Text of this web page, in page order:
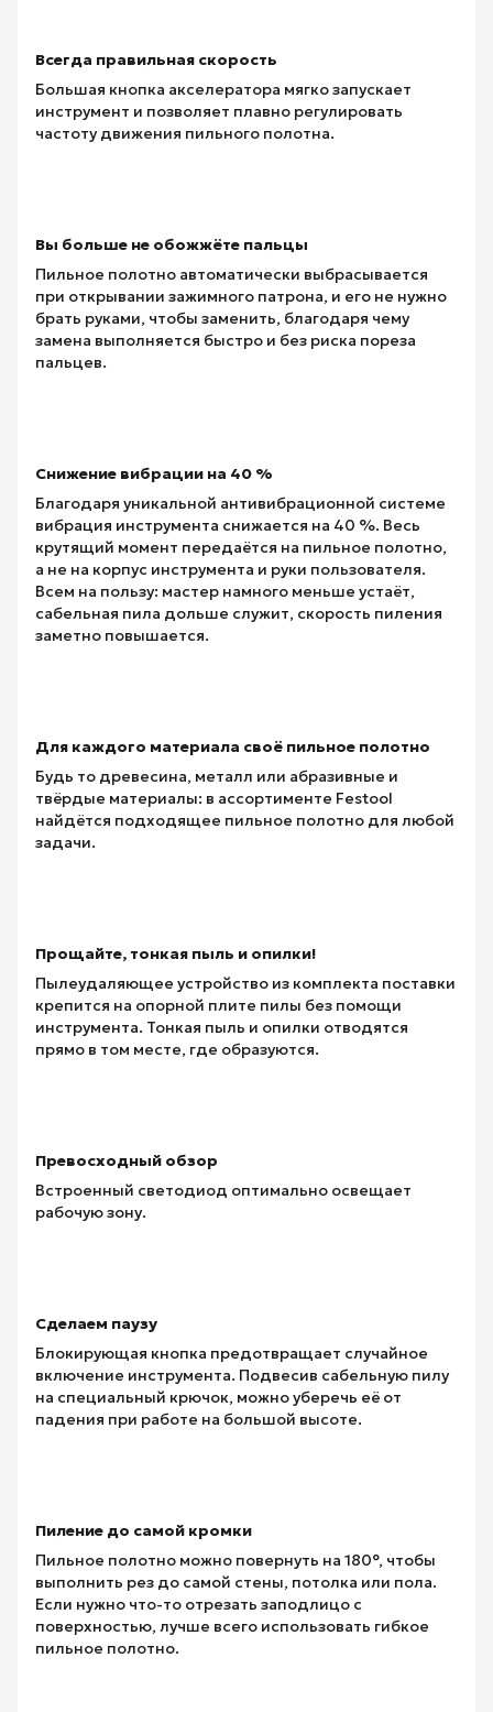
Всегда правильная скорость
Большая кнопка акселератора мягко запускает
инструмент и позволяет плавно регулировать
частоту движения пильного полотна.
Вы больше не обожжёте пальцы
Пильное полотно автоматически выбрасывается
при открывании зажимного патрона, и его не нужно
брать руками, чтобы заменить, благодаря чему
замена выполняется быстро и без риска пореза
пальцев.
Снижение вибрации на 40 %
Благодаря уникальной антивибрационной системе
вибрация инструмента снижается на 40 %. Весь
крутящий момент передаётся на пильное полотно,
а не на корпус инструмента и руки пользователя.
Всем на пользу: мастер намного меньше устаёт,
сабельная пила дольше служит, скорость пиления
заметно повышается.
Для каждого материала своё пильное полотно
Будь то древесина, металл или абразивные и
твёрдые материалы: в ассортименте Festool
найдётся подходящее пильное полотно для любой
задачи.
Прощайте, тонкая пыль и опилки!
Пылеудаляющее устройство из комплекта поставки
крепится на опорной плите пилы без помощи
инструмента. Тонкая пыль и опилки отводятся
прямо в том месте, где образуются.
Превосходный обзор
Встроенный светодиод оптимально освещает
рабочую зону.
Сделаем паузу
Блокирующая кнопка предотвращает случайное
включение инструмента. Подвесив сабельную пилу
на специальный крючок, можно уберечь её от
падения при работе на большой высоте.
Пиление до самой кромки
Пильное полотно можно повернуть на 180°, чтобы
выполнить рез до самой стены, потолка или пола.
Если нужно что-то отрезать заподлицо с
поверхностью, лучше всего использовать гибкое
пильное полотно.